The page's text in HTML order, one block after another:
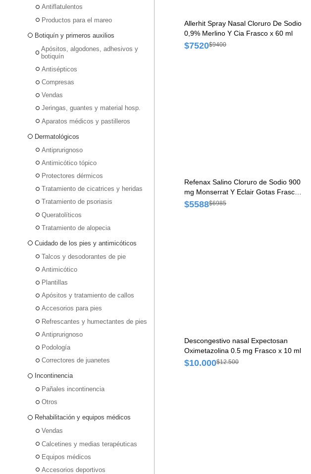
Antiflatulentos
Productos para el mareo
Botiquín y primeros auxilios
Apósitos, algodones, adhesivos y
botiquín
Antisépticos
Compresas
Vendas
Jeringas, guantes y material hosp.
Aparatos médicos y pastilleros
Dermatológicos
Antiprurignoso
Antimicótico tópico
Protectores dérmicos
Tratamiento de cicatrices y heridas
Tratamiento de psoriasis
Queratolíticos
Tratamiento de alopecia
Cuidado de los pies y antimicóticos
Talcos y desodorantes de pie
Antimicótico
Plantillas
Apósitos y tratamiento de callos
Accesorios para pies
Refrescantes y humectantes de pies
Antiprurignoso
Podología
Correctores de juanetes
Incontinencia
Pañales incontinencia
Otros
Rehabilitación y equipos médicos
Vendas
Calcetines y medias terapéuticas
Equipos médicos
Accesorios deportivos
Allerhit Spray Nasal Cloruro De Sodio
0,9% Merlino Y Cia Frasco x 60 ml
$7520$9400
Refenax Salino Cloruro de Sodio 900
mg Monserrat Y Eclair Gotas Frasco
x 25 ml
$5588$6985
Descongestivo nasal Expectosan
Oximetazolina 0.5 mg Frasco x 10 ml
$10.000$12.500